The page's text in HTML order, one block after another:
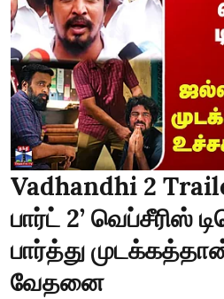
Vadhandhi 2
பார்ட் 2’ வெப்சீரிஸ்
பார்த்து
வேதனை